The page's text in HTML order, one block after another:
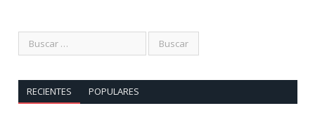
RECIENTES POPULARES